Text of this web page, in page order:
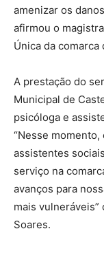
amenizar os
afirmou o
Única da comarca
A prestação do
Municipal de
psicóloga e
“Nesse
assistentes
serviço na
avanços para
mais
Soares.